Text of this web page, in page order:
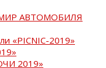
АВТОМОБИЛЯ
«PICNIC-2019»
2019»